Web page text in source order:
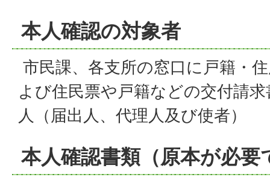
本人確認の対象者
市民課、各支所の窓口に戸籍・
よび住民票や戸籍などの交付請
人（届出人、代理人及び使者）
本人確認書類（原本が必要